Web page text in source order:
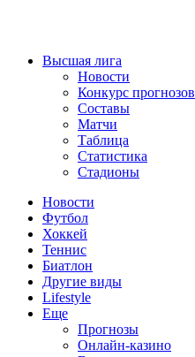
Высшая лига
Новости
Конкурс прогнозов
Составы
Матчи
Таблица
Статистика
Стадионы
Новости
Футбол
Хоккей
Теннис
Биатлон
Другие виды
Lifestyle
Еще
Прогнозы
Онлайн-казино